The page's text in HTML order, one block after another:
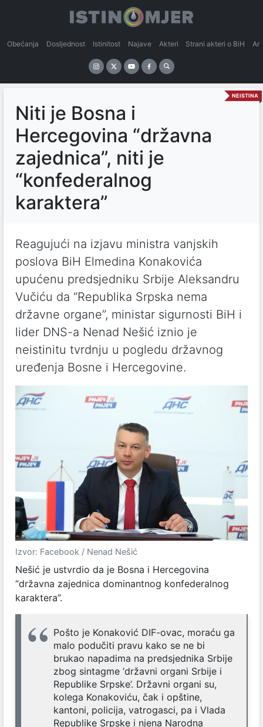
Obećanja Dosljednost Istinitost Najave Akteri Strani akteri o BiH
NEISTINA
Niti je Bosna i
Hercegovina “državna
zajednica”, niti je
“konfederalnog
karaktera”
Reagujući na izjavu ministra vanjskih
poslova BiH Elmedina Konakovića
upućenu predsjedniku Srbije Aleksandru
Vučiću da “Republika Srpska nema
državne organe”, ministar sigurnosti BiH i
lider DNS-a Nenad Nešić iznio je
neistinitu tvrdnju u pogledu državnog
uređenja Bosne i Hercegovine.
Izvor: Facebook / Nenad Nešić
Nešić je ustvrdio da je Bosna i Hercegovina
“državna zajednica dominantnog konfederalnog
karaktera”.
Pošto je Konaković DIF-ovac, moraću ga
malo podučiti pravu kako se ne bi
brukao napadima na predsjednika Srbije
zbog sintagme ‘državni organi Srbije i
Republike Srpske’. Državni organi su,
kolega Konakoviću, čak i opštine,
kantoni, policija, vatrogasci, pa i Vlada
Republike Srpske i njena Narodna